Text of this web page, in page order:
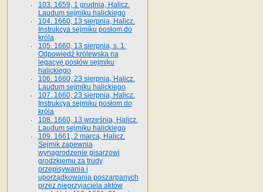
103. 1659, 1 grudnia, Halicz.
Laudum sejmiku halickiego
104. 1660, 13 sierpnia, Halicz.
Instrukcya sejmiku posłom do
króla
105. 1660, 13 sierpnia, s. 1.
Odpowiedź królewska na
legacyę posłów sejmiku
halickiego
106. 1660, 23 sierpnia, Halicz.
Laudum sejmiku halickiego
107. 1660, 23 sierpnia, Halicz.
Instrukcya sejmiku posłom do
króla
108. 1660, 13 września, Halicz.
Laudum sejmiku halickiego
109. 1661, 2 marca, Halicz.
Sejmik zapewnia
wynagrodzenie pisarzowi
grodzkiemu za trudy
przepisywania i
uporządkowania poszarpanych
przez nieprzyjaciela aktów